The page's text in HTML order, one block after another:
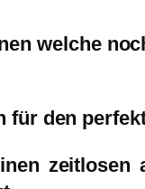
welche
für den
zeitlosen